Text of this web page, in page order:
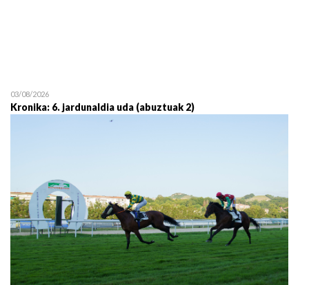
19/07 11:30
03/08/2026
Kronika: 6. jardunaldia uda (abuztuak 2)